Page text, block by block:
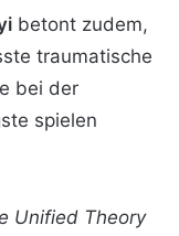
betont zudem,
traumatische
bei der
spielen
Unified Theory